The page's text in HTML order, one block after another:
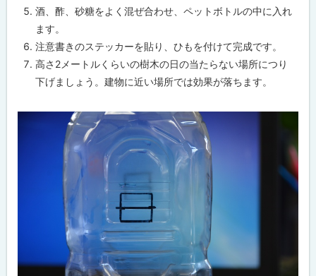
酒、酢、砂糖をよく混ぜ合わせ、ペットボトルの中に入れ
ます。
注意書きのステッカーを貼り、ひもを付けて完成です。
高さ2メートルくらいの樹木の日の当たらない場所につり
下げましょう。建物に近い場所では効果が落ちます。